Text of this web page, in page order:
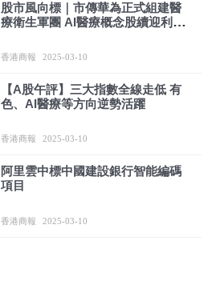
股市風向標｜市傳華為正式組建醫
療衛生軍團 AI醫療概念股續迎利好
香港商報 2025-03-10
【A股午評】三大指數全線走低 有
色、AI醫療等方向逆勢活躍
香港商報 2025-03-10
阿里雲中標中國建設銀行智能編碼
項目
香港商報 2025-03-10